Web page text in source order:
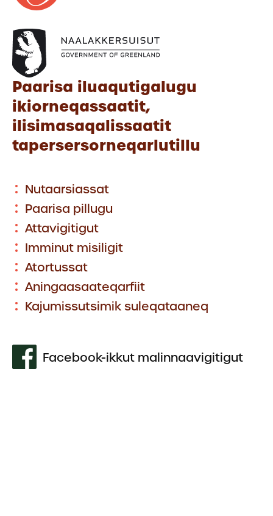
Paarisa iluaqutigalugu
ikiorneqassaatit,
ilisimasaqalissaatit
tapersersorneqarlutillu
Nutaarsiassat
Paarisa pillugu
Attavigitigut
Imminut misiligit
Atortussat
Aningaasaateqarfiit
Kajumissutsimik suleqataaneq
Facebook-ikkut malinnaavigitigut